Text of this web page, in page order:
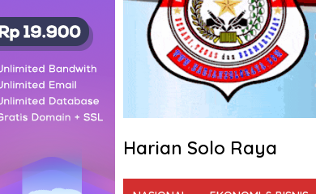
Harian Solo Raya
Tegas